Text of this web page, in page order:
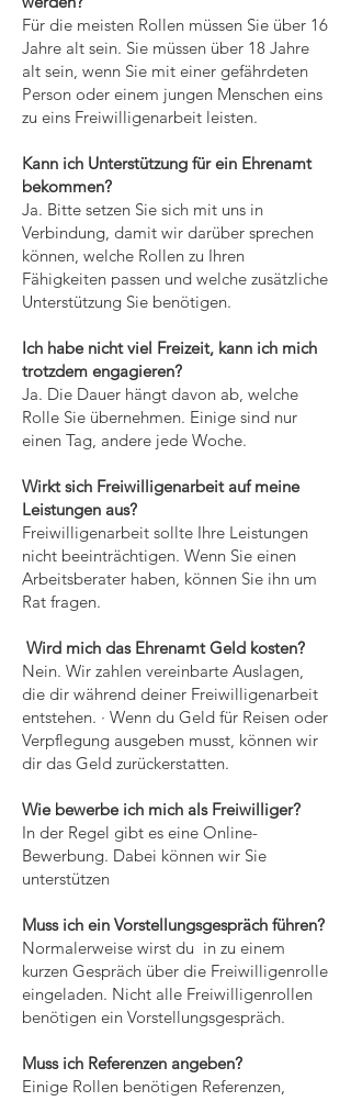
Für die meisten Rollen müssen Sie über 16
Jahre alt sein. Sie müssen über 18 Jahre
alt sein, wenn Sie mit einer gefährdeten
Person oder einem jungen Menschen eins
zu eins Freiwilligenarbeit leisten.
Kann ich Unterstützung für ein Ehrenamt
bekommen?
Ja. Bitte setzen Sie sich mit uns in
Verbindung, damit wir darüber sprechen
können, welche Rollen zu Ihren
Fähigkeiten passen und welche zusätzliche
Unterstützung Sie benötigen.
Ich habe nicht viel Freizeit, kann ich mich
trotzdem engagieren?
Ja. Die Dauer hängt davon ab, welche
Rolle Sie übernehmen. Einige sind nur
einen Tag, andere jede Woche.
Wirkt sich Freiwilligenarbeit auf meine
Leistungen aus?
Freiwilligenarbeit sollte Ihre Leistungen
nicht beeinträchtigen. Wenn Sie einen
Arbeitsberater haben, können Sie ihn um
Rat fragen.
Wird mich das Ehrenamt Geld kosten?
Nein. Wir zahlen vereinbarte Auslagen,
die dir während deiner Freiwilligenarbeit
entstehen. · Wenn du Geld für Reisen oder
Verpflegung ausgeben musst, können wir
dir das Geld zurückerstatten.
Wie bewerbe ich mich als Freiwilliger?
In der Regel gibt es eine Online-
Bewerbung. Dabei können wir Sie
unterstützen
Muss ich ein Vorstellungsgespräch führen?
Normalerweise wirst du in zu einem
kurzen Gespräch über die Freiwilligenrolle
eingeladen. Nicht alle Freiwilligenrollen
benötigen ein Vorstellungsgespräch.
Muss ich Referenzen angeben?
Einige Rollen benötigen Referenzen,